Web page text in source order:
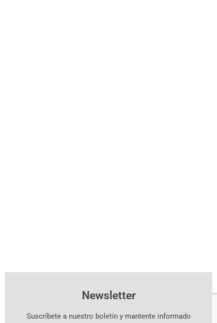
Newsletter
Suscríbete a nuestro boletín y mantente informado